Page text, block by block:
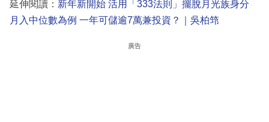
延伸閱讀： 新年新開始 活用「333法則」擺脫月光族身分
月入中位數為例 一年可儲逾7萬兼投資？｜吳柏筇
廣告